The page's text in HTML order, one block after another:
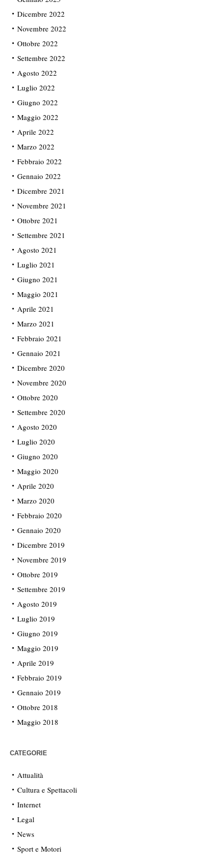
Dicembre 2022
Novembre 2022
Ottobre 2022
Settembre 2022
Agosto 2022
Luglio 2022
Giugno 2022
Maggio 2022
Aprile 2022
Marzo 2022
Febbraio 2022
Gennaio 2022
Dicembre 2021
Novembre 2021
Ottobre 2021
Settembre 2021
Agosto 2021
Luglio 2021
Giugno 2021
Maggio 2021
Aprile 2021
Marzo 2021
Febbraio 2021
Gennaio 2021
Dicembre 2020
Novembre 2020
Ottobre 2020
Settembre 2020
Agosto 2020
Luglio 2020
Giugno 2020
Maggio 2020
Aprile 2020
Marzo 2020
Febbraio 2020
Gennaio 2020
Dicembre 2019
Novembre 2019
Ottobre 2019
Settembre 2019
Agosto 2019
Luglio 2019
Giugno 2019
Maggio 2019
Aprile 2019
Febbraio 2019
Gennaio 2019
Ottobre 2018
Maggio 2018
CATEGORIE
Attualità
Cultura e Spettacoli
Internet
Legal
News
Sport e Motori